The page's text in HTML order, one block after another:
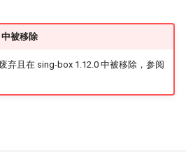
Client
Trojan
Hysteria 2
AnyTLS client metadata
Local
Hosts
TCP
Tailscale
Cloudflare Origin CA
被移除
弃且在 sing-box 1.12.0 中被移除，参阅